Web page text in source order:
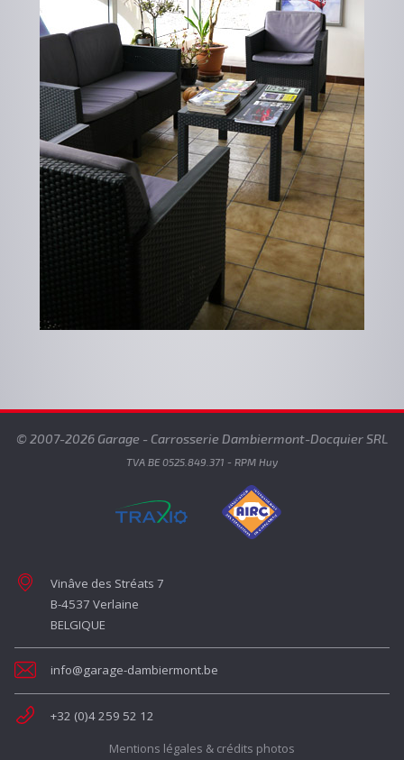
© 2007-2026 Garage - Carrosserie Dambiermont-Docquier SRL
TVA BE 0525.849.371 - RPM Huy
Vinâve des Stréats 7
B-4537 Verlaine
BELGIQUE
info@garage-dambiermont.be
+32 (0)4 259 52 12
Mentions légales & crédits photos